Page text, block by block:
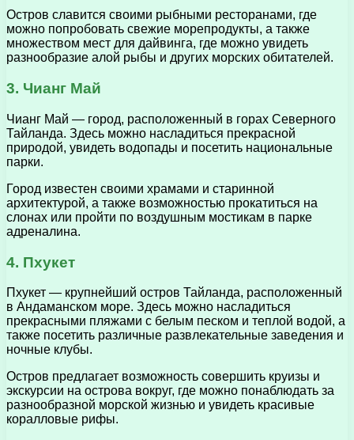
Остров славится своими рыбными ресторанами, где
можно попробовать свежие морепродукты, а также
множеством мест для дайвинга, где можно увидеть
разнообразие алой рыбы и других морских обитателей.
3. Чианг Май
Чианг Май — город, расположенный в горах Северного
Тайланда. Здесь можно насладиться прекрасной
природой, увидеть водопады и посетить национальные
парки.
Город известен своими храмами и старинной
архитектурой, а также возможностью прокатиться на
слонах или пройти по воздушным мостикам в парке
адреналина.
4. Пхукет
Пхукет — крупнейший остров Тайланда, расположенный
в Андаманском море. Здесь можно насладиться
прекрасными пляжами с белым песком и теплой водой, а
также посетить различные развлекательные заведения и
ночные клубы.
Остров предлагает возможность совершить круизы и
экскурсии на острова вокруг, где можно понаблюдать за
разнообразной морской жизнью и увидеть красивые
коралловые рифы.